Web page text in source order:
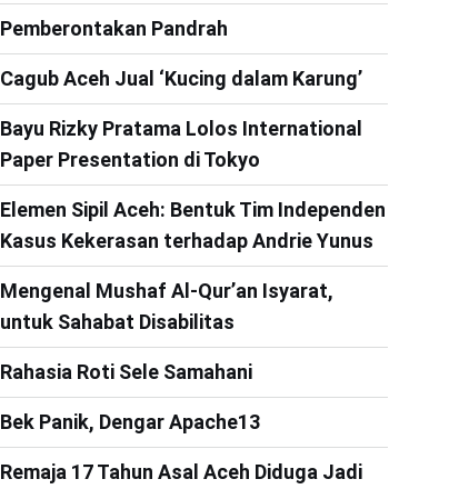
Pemberontakan Pandrah
Cagub Aceh Jual ‘Kucing dalam Karung’
Bayu Rizky Pratama Lolos International
Paper Presentation di Tokyo
Elemen Sipil Aceh: Bentuk Tim Independen
Kasus Kekerasan terhadap Andrie Yunus
Mengenal Mushaf Al-Qur’an Isyarat,
untuk Sahabat Disabilitas
Rahasia Roti Sele Samahani
Bek Panik, Dengar Apache13
Remaja 17 Tahun Asal Aceh Diduga Jadi